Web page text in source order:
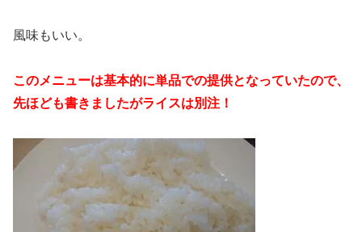
風味もいい。
このメニューは基本的に単品での提供となっていたので、
先ほども書きましたがライスは別注！